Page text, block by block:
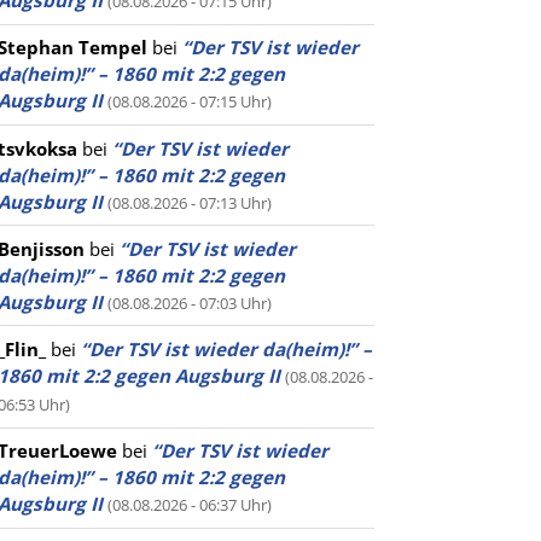
Tempel bei “Der TSV ist wieder
– 1860 mit 2:2 gegen
II (08.08.2026 - 07:15 Uhr)
bei “Der TSV ist wieder
– 1860 mit 2:2 gegen
II (08.08.2026 - 07:13 Uhr)
bei “Der TSV ist wieder
– 1860 mit 2:2 gegen
II (08.08.2026 - 07:03 Uhr)
bei “Der TSV ist wieder da(heim)!” –
mit 2:2 gegen Augsburg II (08.08.2026 -
Uhr)
bei “Der TSV ist wieder
– 1860 mit 2:2 gegen
II (08.08.2026 - 06:37 Uhr)